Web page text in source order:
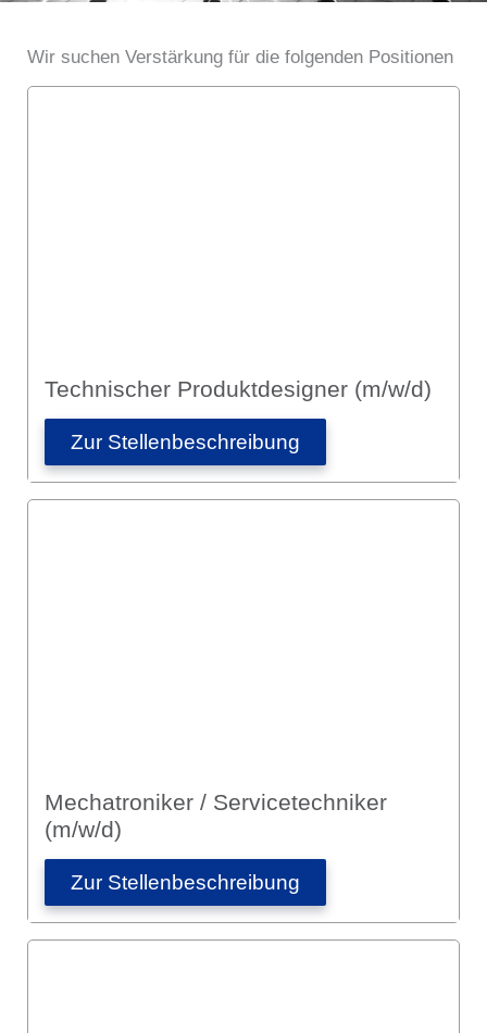
Wir suchen Verstärkung für die folgenden Positionen
Technischer Produktdesigner (m/w/d)
Zur Stellen­­beschreibung
Mechatroniker / Servicetechniker
(m/w/d)
Zur Stellen­­beschreibung